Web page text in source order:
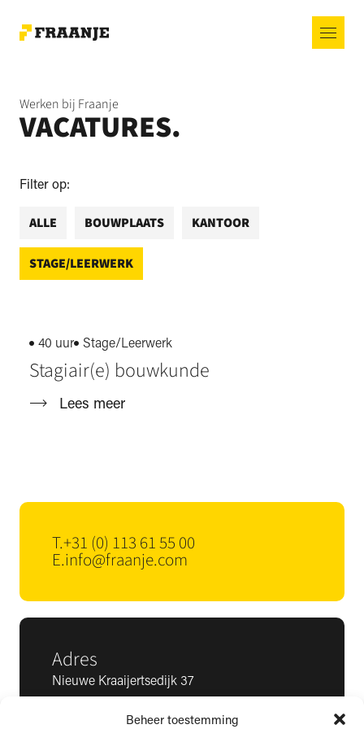
Beheer toestemming
Werken bij Fraanje
VACATURES.
Filter op:
ALLE BOUWPLAATS KANTOOR
STAGE/LEERWERK
40 uur Stage/Leerwerk
Stagiair(e) bouwkunde
Lees meer
T.+31 (0) 113 61 55 00
E.info@fraanje.com
Adres
Nieuwe Kraaijertsedijk 37
4458 NK ’s-Heer Arendskerke